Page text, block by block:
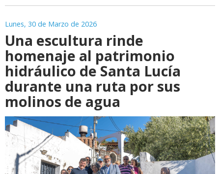
Lunes, 30 de Marzo de 2026
Una escultura rinde
homenaje al patrimonio
hidráulico de Santa Lucía
durante una ruta por sus
molinos de agua